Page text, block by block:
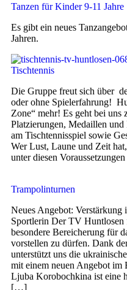
Tanzen für Kinder 9-11 Jahre
Es gibt ein neues
Jahren.
Tischtennis
Die Gruppe freut sich über
oder ohne Spielerfahrung!
Zone“ mehr! Es geht bei uns
Platzierungen, Medaillen
am Tischtennisspiel sowie
Wer Lust, Laune und Zeit
unter diesen
Trampolinturnen
Neues Angebot:
Sportlerin Der TV Huntlosen
besondere Bereicherung für
vorstellen zu dürfen. Dank
unterstützt uns die
mit einem neuen Angebot
Ljuba Korobochkina ist eine
[…]